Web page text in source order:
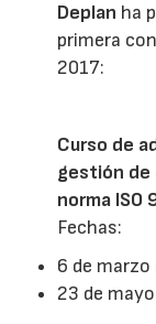
Deplan ha
primera
2017:
Curso de
gestión de
norma ISO
Fechas:
6 de marzo
23 de